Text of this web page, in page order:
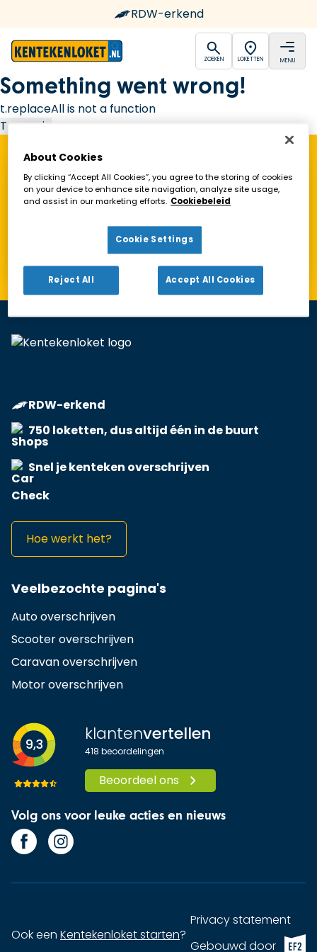
RDW-erkend
open
ZOEKEN LOKETTEN MENU
Something went wrong!
t.replaceAll is not a function
Try again
Vind een Kentekenloket in de buurt!
Toon alleen geopende loketten
RDW-erkend
750 loketten, dus altijd één in de buurt
Snel je kenteken overschrijven
Hoe werkt het?
Veelbezochte pagina's
Auto overschrijven
Scooter overschrijven
Caravan overschrijven
Motor overschrijven
9,3 klantenvertellen
418 beoordelingen
Beoordeel ons
Volg ons voor leuke acties en nieuws
Ook een Kentekenloket starten?
Privacy statement
Gebouwd doorEF2
About Cookies
By clicking “Accept All Cookies”, you agree to the storing of cookies
on your device to enhance site navigation, analyze site usage,
and assist in our marketing efforts. Cookiebeleid
Cookie Settings
Reject All Accept All Cookies